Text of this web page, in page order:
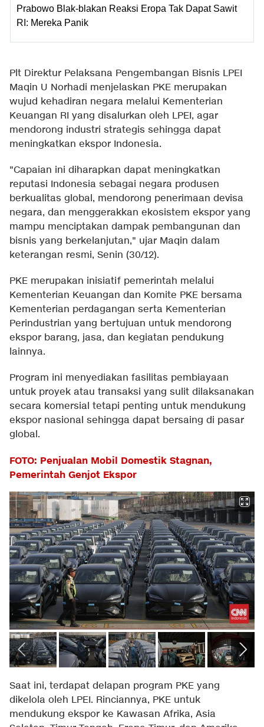
Prabowo Blak-blakan Reaksi Eropa Tak Dapat Sawit
RI: Mereka Panik
Plt Direktur Pelaksana Pengembangan Bisnis LPEI
Maqin U Norhadi menjelaskan PKE merupakan
wujud kehadiran negara melalui Kementerian
Keuangan RI yang disalurkan oleh LPEI, agar
mendorong industri strategis sehingga dapat
meningkatkan ekspor Indonesia.
"Capaian ini diharapkan dapat meningkatkan
reputasi Indonesia sebagai negara produsen
berkualitas global, mendorong penerimaan devisa
negara, dan menggerakkan ekosistem ekspor yang
mampu menciptakan dampak pembangunan dan
bisnis yang berkelanjutan," ujar Maqin dalam
keterangan resmi, Senin (30/12).
PKE merupakan inisiatif pemerintah melalui
Kementerian Keuangan dan Komite PKE bersama
Kementerian perdagangan serta Kementerian
Perindustrian yang bertujuan untuk mendorong
ekspor barang, jasa, dan kegiatan pendukung
lainnya.
Program ini menyediakan fasilitas pembiayaan
untuk proyek atau transaksi yang sulit dilaksanakan
secara komersial tetapi penting untuk mendukung
ekspor nasional sehingga dapat bersaing di pasar
global.
FOTO: Penjualan Mobil Domestik Stagnan,
Pemerintah Genjot Ekspor
Saat ini, terdapat delapan program PKE yang
dikelola oleh LPEI. Rinciannya, PKE untuk
mendukung ekspor ke Kawasan Afrika, Asia